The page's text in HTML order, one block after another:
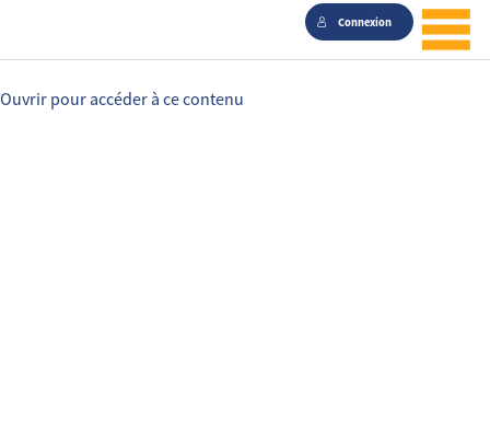
Connexion
Ouvrir pour accéder à ce contenu